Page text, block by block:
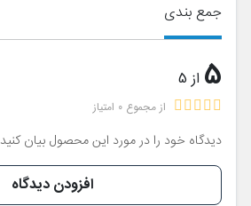
جمع بندی
5 از 5
از مجموع 0 امتیاز
دیدگاه خود را در مورد این محصول بیان کنید
افزودن دیدگاه